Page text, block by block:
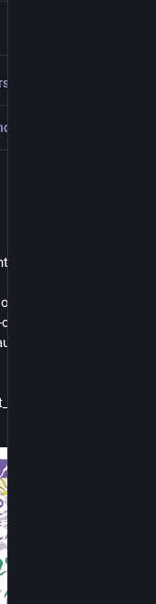
replies
sont ouvertes!
c'est par ici:
30-aout-2026-
) pour sa